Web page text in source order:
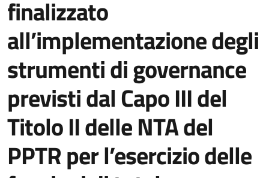
finalizzato
all’implementazione degli
strumenti di governance
previsti dal Capo III del
Titolo II delle NTA del
PPTR per l’esercizio delle